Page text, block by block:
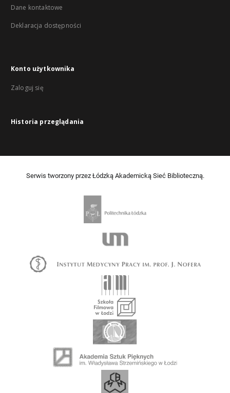
Dane kontaktowe
Deklaracja dostępności
Konto użytkownika
Zaloguj się
Historia przeglądania
Serwis tworzony przez Łódzką Akademicką Sieć Biblioteczną.